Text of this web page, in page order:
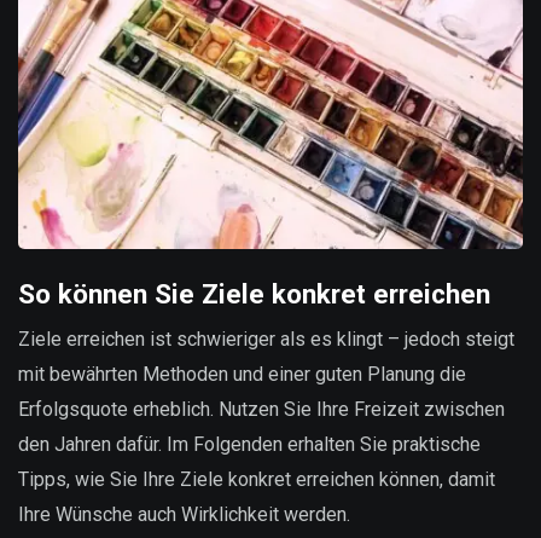
So können Sie Ziele konkret erreichen
Ziele erreichen ist schwieriger als es klingt – jedoch steigt
mit bewährten Methoden und einer guten Planung die
Erfolgsquote erheblich. Nutzen Sie Ihre Freizeit zwischen
den Jahren dafür. Im Folgenden erhalten Sie praktische
Tipps, wie Sie Ihre Ziele konkret erreichen können, damit
Ihre Wünsche auch Wirklichkeit werden.